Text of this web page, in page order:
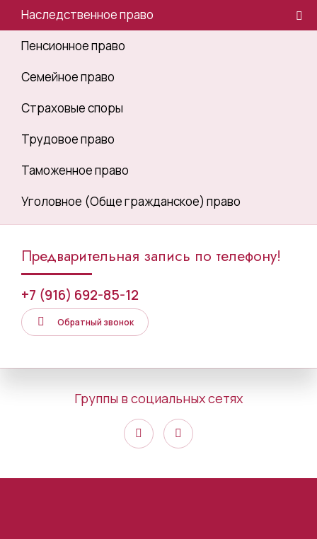
Наследственное право
Пенсионное право
Семейное право
Страховые споры
Трудовое право
Таможенное право
Уголовное (Обще гражданское) право
Предварительная запись по телефону!
+7 (916) 692-85-12
Обратный звонок
Группы в социальных сетях